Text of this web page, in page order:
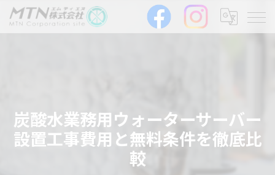
炭酸水業務用ウォーターサーバー
設置工事費用と無料条件を徹底比
較